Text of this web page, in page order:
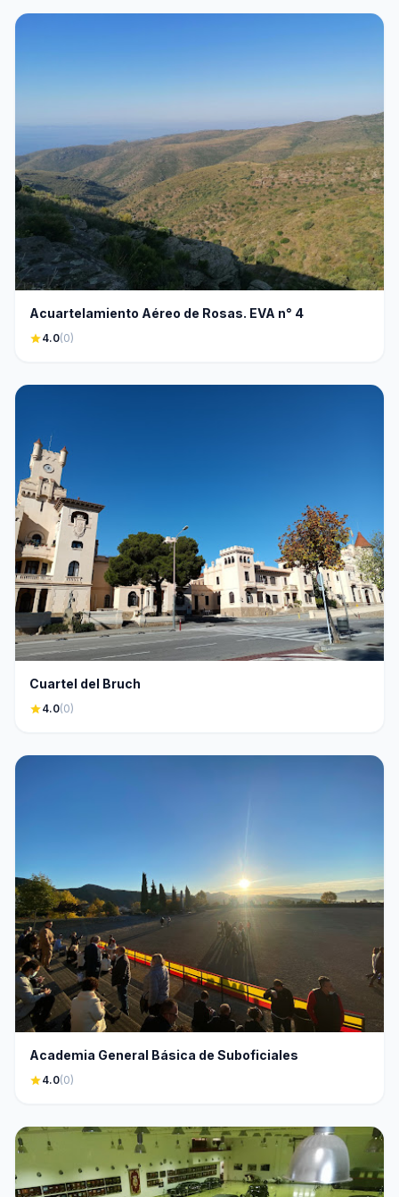
Acuartelamiento Aéreo de Rosas. EVA n° 4
star4.0(0)
Cuartel del Bruch
star4.0(0)
Academia General Básica de Suboficiales
star4.0(0)